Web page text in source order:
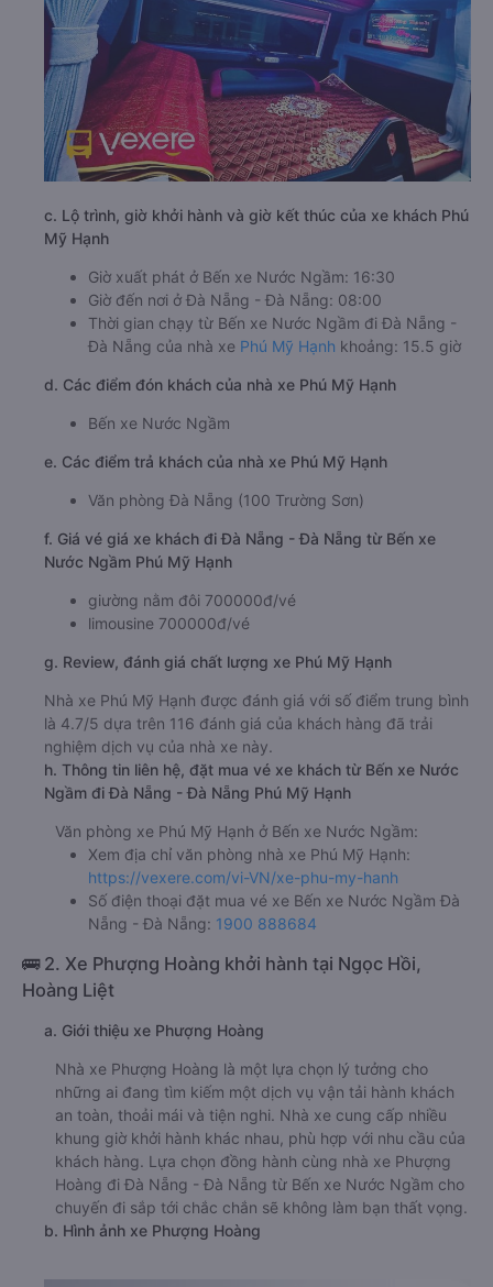
c. Lộ trình, giờ khởi hành và giờ kết thúc của xe khách Phú
Mỹ Hạnh
Giờ xuất phát ở Bến xe Nước Ngầm: 16:30
Giờ đến nơi ở Đà Nẵng - Đà Nẵng: 08:00
Thời gian chạy từ Bến xe Nước Ngầm đi Đà Nẵng -
Đà Nẵng của nhà xe Phú Mỹ Hạnh khoảng: 15.5 giờ
d. Các điểm đón khách của nhà xe Phú Mỹ Hạnh
Bến xe Nước Ngầm
e. Các điểm trả khách của nhà xe Phú Mỹ Hạnh
Văn phòng Đà Nẵng (100 Trường Sơn)
f. Giá vé giá xe khách đi Đà Nẵng - Đà Nẵng từ Bến xe
Nước Ngầm Phú Mỹ Hạnh
giường nằm đôi 700000đ/vé
limousine 700000đ/vé
g. Review, đánh giá chất lượng xe Phú Mỹ Hạnh
Nhà xe Phú Mỹ Hạnh được đánh giá với số điểm trung bình
là 4.7/5 dựa trên 116 đánh giá của khách hàng đã trải
nghiệm dịch vụ của nhà xe này.
h. Thông tin liên hệ, đặt mua vé xe khách từ Bến xe Nước
Ngầm đi Đà Nẵng - Đà Nẵng Phú Mỹ Hạnh
Văn phòng xe Phú Mỹ Hạnh ở Bến xe Nước Ngầm:
Xem địa chỉ văn phòng nhà xe Phú Mỹ Hạnh:
https://vexere.com/vi-VN/xe-phu-my-hanh
Số điện thoại đặt mua vé xe Bến xe Nước Ngầm Đà
Nẵng - Đà Nẵng: 1900 888684
🚌 2. Xe Phượng Hoàng khởi hành tại Ngọc Hồi,
Hoàng Liệt
a. Giới thiệu xe Phượng Hoàng
Nhà xe Phượng Hoàng là một lựa chọn lý tưởng cho
những ai đang tìm kiếm một dịch vụ vận tải hành khách
an toàn, thoải mái và tiện nghi. Nhà xe cung cấp nhiều
khung giờ khởi hành khác nhau, phù hợp với nhu cầu của
khách hàng. Lựa chọn đồng hành cùng nhà xe Phượng
Hoàng đi Đà Nẵng - Đà Nẵng từ Bến xe Nước Ngầm cho
chuyến đi sắp tới chắc chắn sẽ không làm bạn thất vọng.
b. Hình ảnh xe Phượng Hoàng